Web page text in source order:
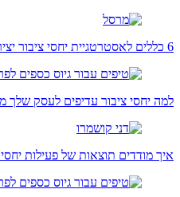
6 כללים לאסטרטגיית יחסי ציבור יצירתית
למה יחסי ציבור עדיפים לעסק שלך
איך מודדים תוצאות של פעילות יחסי